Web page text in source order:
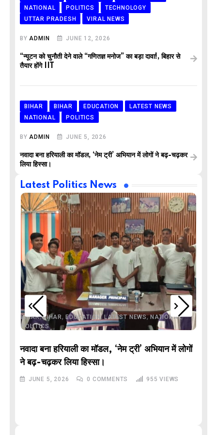
NATIONAL
POLITICS
TECHNOLOGY
UTTAR PRADESH
VIRAL NEWS
BYADMIN JUNE 12, 2026
“न्यूटन को चुनौती देने वाले “गणितज्ञ मनोज” का बड़ा दावा!, बिहार से
तैयार होंगे IIT
BIHAR BIHAR EDUCATION
LATEST NEWS
NATIONAL
POLITICS
BYADMIN JUNE 5, 2026
नवादा बना हरियाली का मॉडल, ‘नेम ट्री’ अभियान में लोगों ने बढ़-चढ़कर
लिया हिस्सा।
Latest Politics News
BIHAR,BIHAR, EDUCATION,LATEST NEWS,NATIONAL,
POLITICS
नवादा बना हरियाली का मॉडल, ‘नेम ट्री’ अभियान में लोगों
ने बढ़-चढ़कर लिया हिस्सा।
JUNE 5, 2026 0 COMMENTS 955 VIEWS